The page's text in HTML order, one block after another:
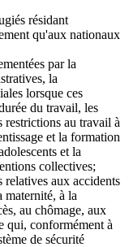
résidant
qu'aux nationaux
par la
la
lorsque ces
du travail, les
restrictions au travail à
et la formation
et la
collectives;
relatives aux accidents
maternité, à la
au chômage, aux
qui, conformément à
de sécurité